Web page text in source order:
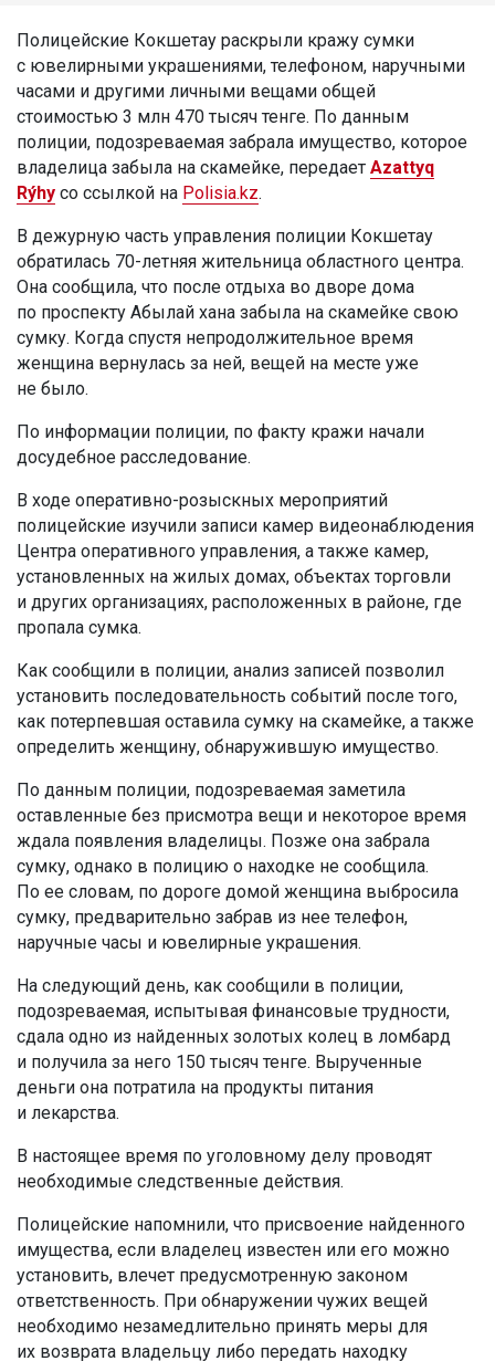
Полицейские Кокшетау раскрыли кражу сумки
с ювелирными украшениями, телефоном, наручными
часами и другими личными вещами общей
стоимостью 3 млн 470 тысяч тенге. По данным
полиции, подозреваемая забрала имущество, которое
владелица забыла на скамейке, передает Azattyq
Rýhy со ссылкой на Polisia.kz.
В дежурную часть управления полиции Кокшетау
обратилась 70-летняя жительница областного центра.
Она сообщила, что после отдыха во дворе дома
по проспекту Абылай хана забыла на скамейке свою
сумку. Когда спустя непродолжительное время
женщина вернулась за ней, вещей на месте уже
не было.
По информации полиции, по факту кражи начали
досудебное расследование.
В ходе оперативно-розыскных мероприятий
полицейские изучили записи камер видеонаблюдения
Центра оперативного управления, а также камер,
установленных на жилых домах, объектах торговли
и других организациях, расположенных в районе, где
пропала сумка.
Как сообщили в полиции, анализ записей позволил
установить последовательность событий после того,
как потерпевшая оставила сумку на скамейке, а также
определить женщину, обнаружившую имущество.
По данным полиции, подозреваемая заметила
оставленные без присмотра вещи и некоторое время
ждала появления владелицы. Позже она забрала
сумку, однако в полицию о находке не сообщила.
По ее словам, по дороге домой женщина выбросила
сумку, предварительно забрав из нее телефон,
наручные часы и ювелирные украшения.
На следующий день, как сообщили в полиции,
подозреваемая, испытывая финансовые трудности,
сдала одно из найденных золотых колец в ломбард
и получила за него 150 тысяч тенге. Вырученные
деньги она потратила на продукты питания
и лекарства.
В настоящее время по уголовному делу проводят
необходимые следственные действия.
Полицейские напомнили, что присвоение найденного
имущества, если владелец известен или его можно
установить, влечет предусмотренную законом
ответственность. При обнаружении чужих вещей
необходимо незамедлительно принять меры для
их возврата владельцу либо передать находку